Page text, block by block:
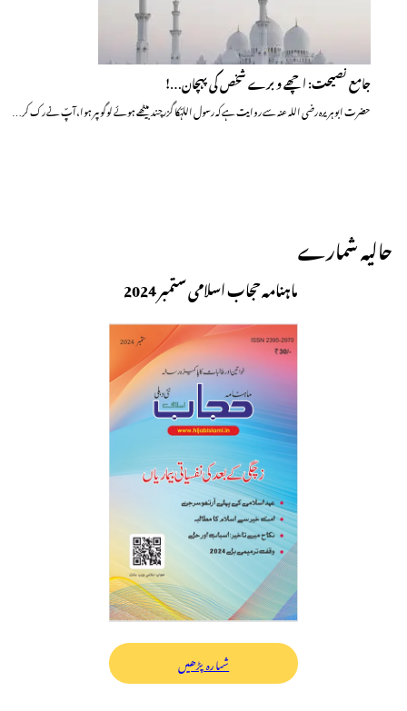
جامع نصیحت: اچھے و برے شخص کی پہچان…!
حضرت ابو ہریرہ رضی اللہ عنہ سے روایت ہے کہ رسول اللہؐکا گزرچند بیٹھے ہوئے لوگوںپر ہوا،آپؐ نے رک کر…
حالیہ شمارے
ماہنامہ حجاب اسلامی ستمبر 2024
شمارہ پڑھیں